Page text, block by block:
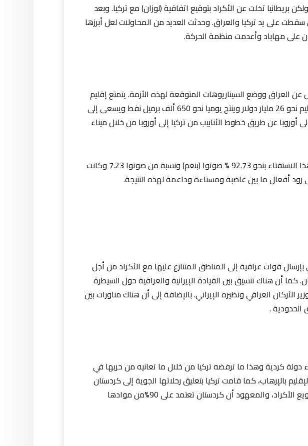
دولة كردية ولكن بريطانيا تخلت عن الأكراد بتوقيع اتفاقية (لوزان) مع تركيا. وبعد
على يد تركيا والعراق. وحدثت العديد من المحاولات لعل أبرزها
على مهاباد وأعدمت منظمة الحركة.
العراق ووضع السيناريوهات المتوقعة لهذه الأزمة. يتمتع إقليم
كردستان بقوة اقتصادية نفطية تجعلة يسعى لهذا الاستفتاء حيث يبلغ الناتج المحلي للإقليم نحو 26 مليار دولار وينتج يوميا نحو 650 ألف برميل نفط ويسعى إلى
ملي متر مربع ثم يتم التصدير إلى أوروبا عن طريق خطوط الأنابيب من تركيا إلى أوروبا من خلال ميناء
ما حدث مؤخرًا في يوم 25 سبتمبر الماضي كان هناك استفتاء بالاستقلال وقد جاء نتيجة هذا الاستفتاء بنحو 92.73 % صوتوا (بنعم) ونسبة من صوتوا 7.23 وكانت
قوات عراقية إلى المناطق المتنازع عليها مع الأكراد من أجل
أن هناك تنسيق بين القيادة الإيرانية والعراقية حول السيطرة
العراقي ونظيره الإيراني. بالإضافة إلى أن هناك مناورات بين
الحدودية .
كردية وهذا ما ترفضه تركيا من خلال ما تعانيه من حربها في
بالإرهاب، كما قامت تركيا بتعليق رحلاتها الجوية إلى كردستان
وهددت بقطع خطوط النفط إلى أوروبا وإغلاق المناطق الحدودية بين تركيا وكردستان لتجويع الأكراد، والمعهود أن كردستان تعتمد على 90%من موادها